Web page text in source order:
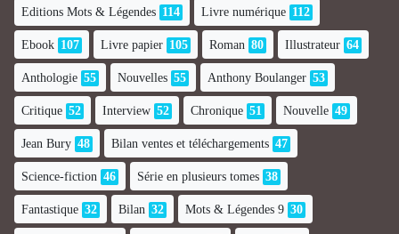
Editions Mots & Légendes 114 Livre numérique 112
Ebook 107 Livre papier 105 Roman 80 Illustrateur 64
Anthologie 55 Nouvelles 55 Anthony Boulanger 53
Critique 52 Interview 52 Chronique 51 Nouvelle 49
Jean Bury 48 Bilan ventes et téléchargements 47
Science-fiction 46 Série en plusieurs tomes 38
Fantastique 32 Bilan 32 Mots & Légendes 9 30